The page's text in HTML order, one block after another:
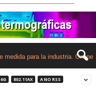
6G 802.11AX A NO RSS